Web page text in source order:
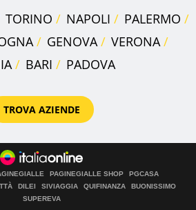
TORINO NAPOLI
PALERMO
GENOVA
VERONA
BARI PADOVA
TROVA AZIENDE
PAGINEGIALLE SHOP
PGCASA
DILEI SIVIAGGIA QUIFINANZA
BUONISSIMO
SUPEREVA